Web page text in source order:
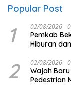
Popular Post
1 02/08/2026
Pemkab
Hiburan
2 02/08/2026
Wajah
Pedestrian